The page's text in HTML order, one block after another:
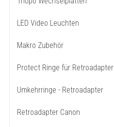
LED Video Leuchten
Makro Zubehör
Protect Ringe für Retroadapter
Umkehrringe - Retroadapter
Retroadapter Canon